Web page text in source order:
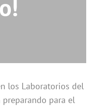
los Laboratorios del
preparando para el